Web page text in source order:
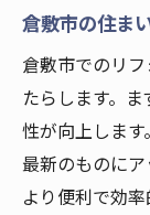
用す
空間
テク
リ
す
倉敷
倉敷市の住ま
倉敷市でのリ
たらします。
性が向上しま
最新のものに
より便利で効